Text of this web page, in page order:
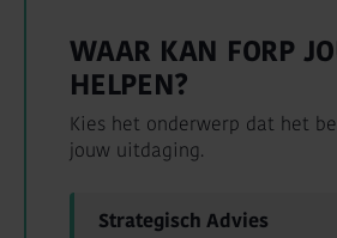
WAAR KAN FORP
HELPEN?
Kies het onderwerp dat het
jouw uitdaging.
Strategisch Advies